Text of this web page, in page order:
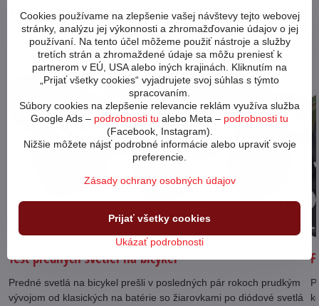
Novinky z blogu
64310
05
Test predných svetiel na bicykel
Predné svetlá na bicykel prešli v posledných pár rokoch prudkým
vývojom od klasických na batérie so žiarovkami po diódové svetlá
Cookies používame na zlepšenie vašej návštevy tejto webovej
stránky, analýzu jej výkonnosti a zhromažďovanie údajov o jej
používaní. Na tento účel môžeme použiť nástroje a služby
tretích strán a zhromaždené údaje sa môžu preniesť k
partnerom v EÚ, USA alebo iných krajinách. Kliknutím na
„Prijať všetky cookies“ vyjadrujete svoj súhlas s týmto
spracovaním.
Súbory cookies na zlepšenie relevancie reklám využíva služba
Google Ads – podrobnosti tu alebo Meta – podrobnosti tu
(Facebook, Instagram).
Nižšie môžete nájsť podrobné informácie alebo upraviť svoje
preferencie.
Zásady ochrany osobných údajov
Ukázať podrobnosti
Prijať všetky cookies